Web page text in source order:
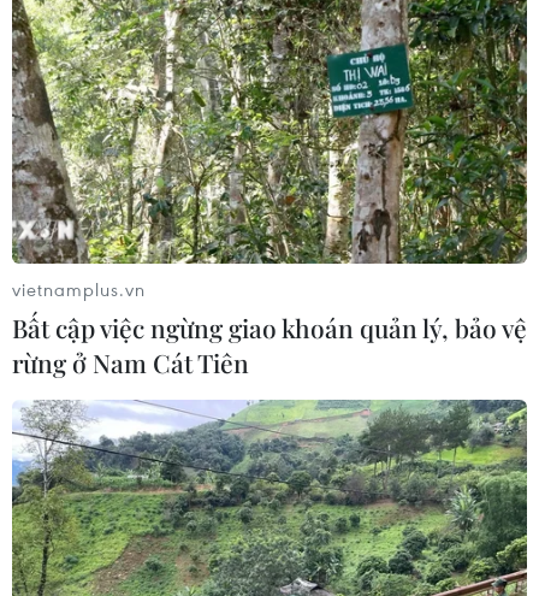
​Vụ Gang thép Thái Nguyên: Những điểm
nhấn trong phiên tòa sơ thẩm
18/04/2021 10:55
Qua phần xét hỏi và tranh tụng tại phiên tòa, nhiều nội
dung của vụ án được đại diện Viện Kiểm sát và các luật
sư tranh luận, làm rõ, nhằm xác định rõ mức độ vi phạm
của từng bị cáo...
vietnamplus.vn
Bất cập việc ngừng giao khoán quản lý, bảo vệ
rừng ở Nam Cát Tiên